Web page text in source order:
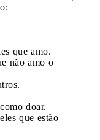
que amo.
não amo o
doar.
que estão